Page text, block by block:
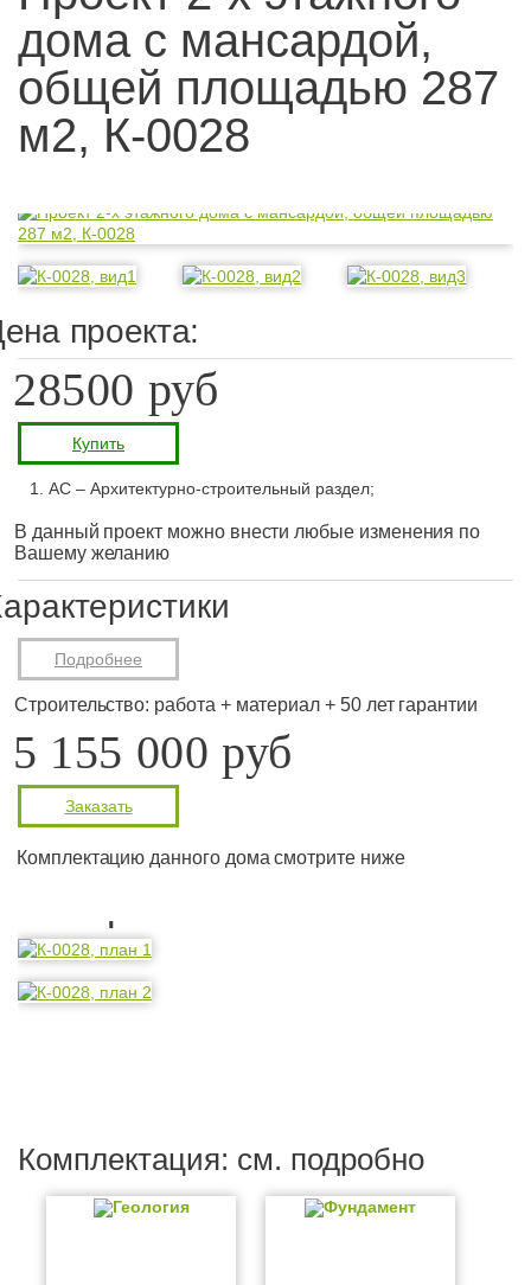
дома с мансардой,
общей площадью 287
м2, К-0028
проекта:
28500 руб
Купить
АС – Архитектурно-строительный раздел;
В данный проект можно внести любые изменения по
Вашему желанию
Подробнее
Строительство: работа + материал + 50 лет гарантии
5 155 000 руб
Заказать
Комплектацию данного дома смотрите ниже
Комплектация: см. подробно
Геология Фундамент